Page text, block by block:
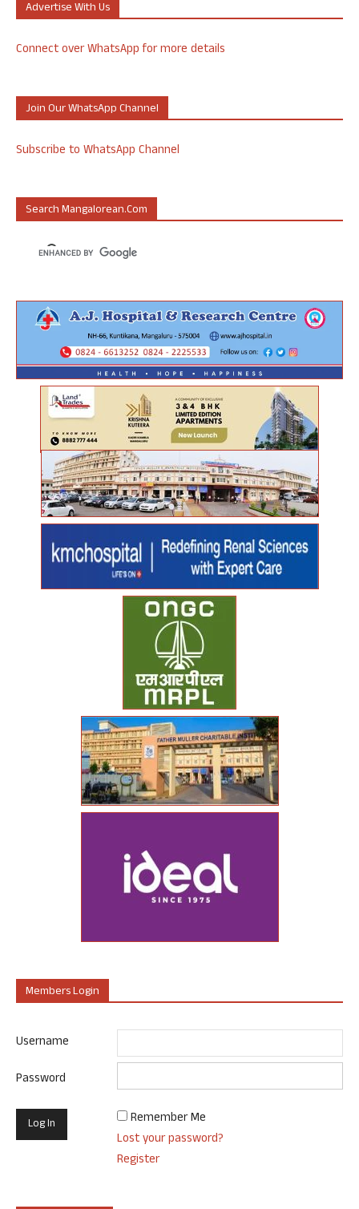
Advertise With Us
Connect over WhatsApp for more details
Join Our WhatsApp Channel
Subscribe to WhatsApp Channel
Search Mangalorean.com
Members Login
Username
Password
Remember Me
Lost your password?
Register